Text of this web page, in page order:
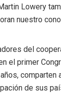
Lowery
nuestro
del
el primer
de sus